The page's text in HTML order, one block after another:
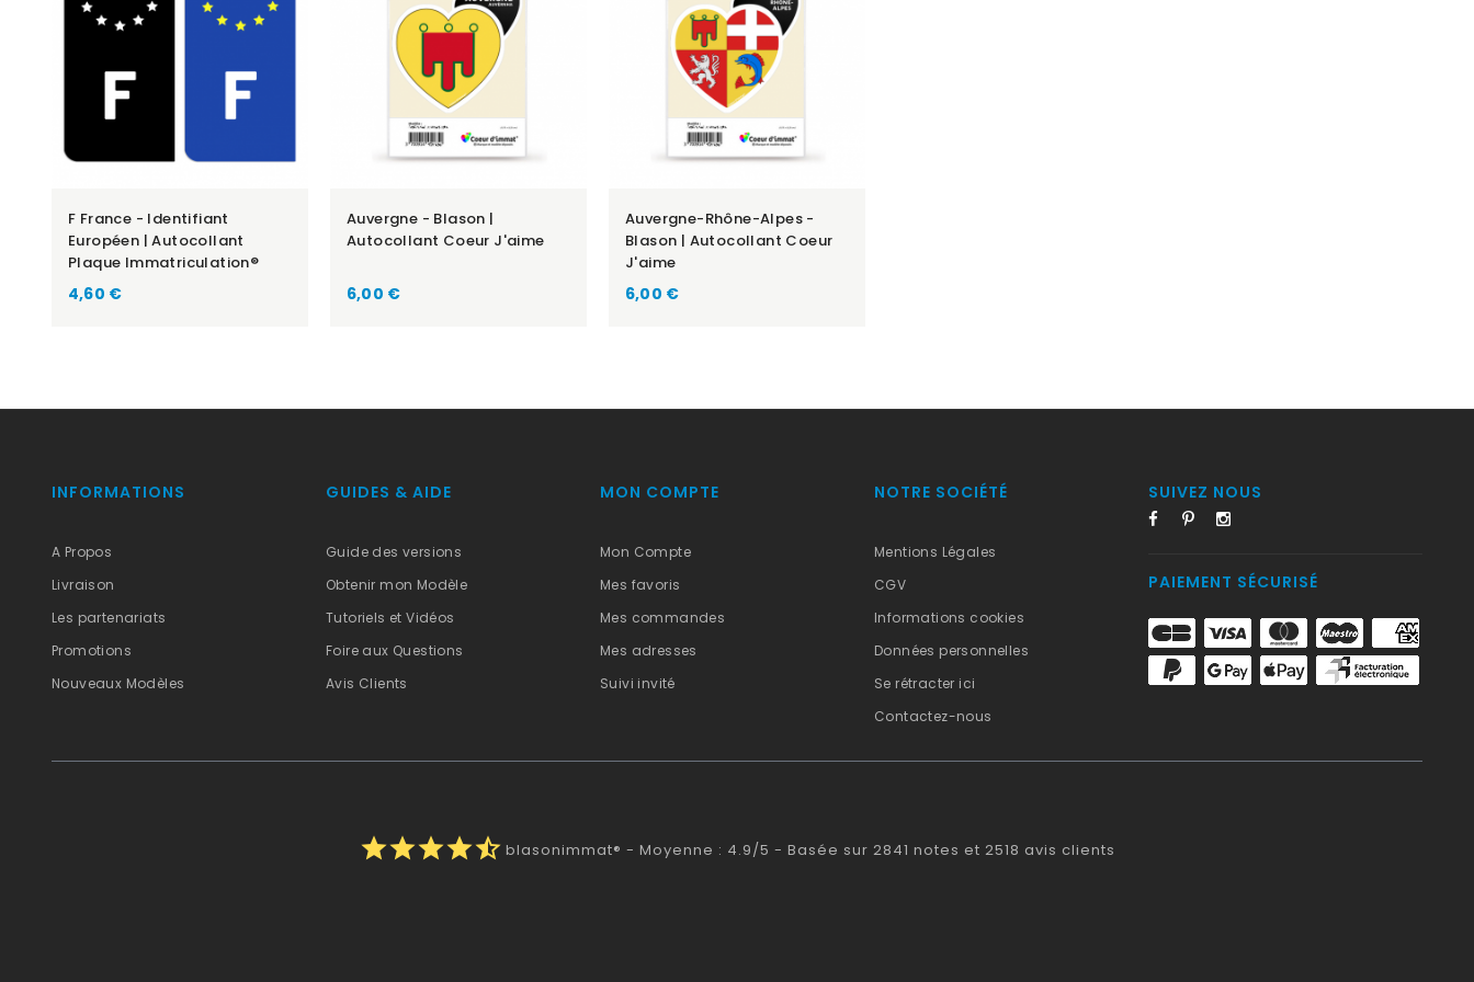
F France - Identifiant
Européen | Autocollant
Plaque Immatriculation®
Prix
4,60 €
Auvergne - Blason |
Autocollant Coeur J'aime
Prix
6,00 €
Auvergne-Rhône-Alpes -
Blason | Autocollant Coeur
J'aime
Prix
6,00 €
INFORMATIONS
A Propos
Livraison
Les partenariats
Promotions
Nouveaux Modèles
GUIDES & AIDE
Guide des versions
Obtenir mon Modèle
Tutoriels et Vidéos
Foire aux Questions
Avis Clients
MON COMPTE
Mon Compte
Mes favoris
Mes commandes
Mes adresses
Suivi invité
NOTRE SOCIÉTÉ
Mentions Légales
CGV
Informations cookies
Données personnelles
Se rétracter ici
Contactez-nous
SUIVEZ NOUS
PAIEMENT SÉCURISÉ
starstarstarstarstar_half blasonimmat® - Moyenne : 4.9/5 - Basée sur 2841 notes et 2518 avis clients